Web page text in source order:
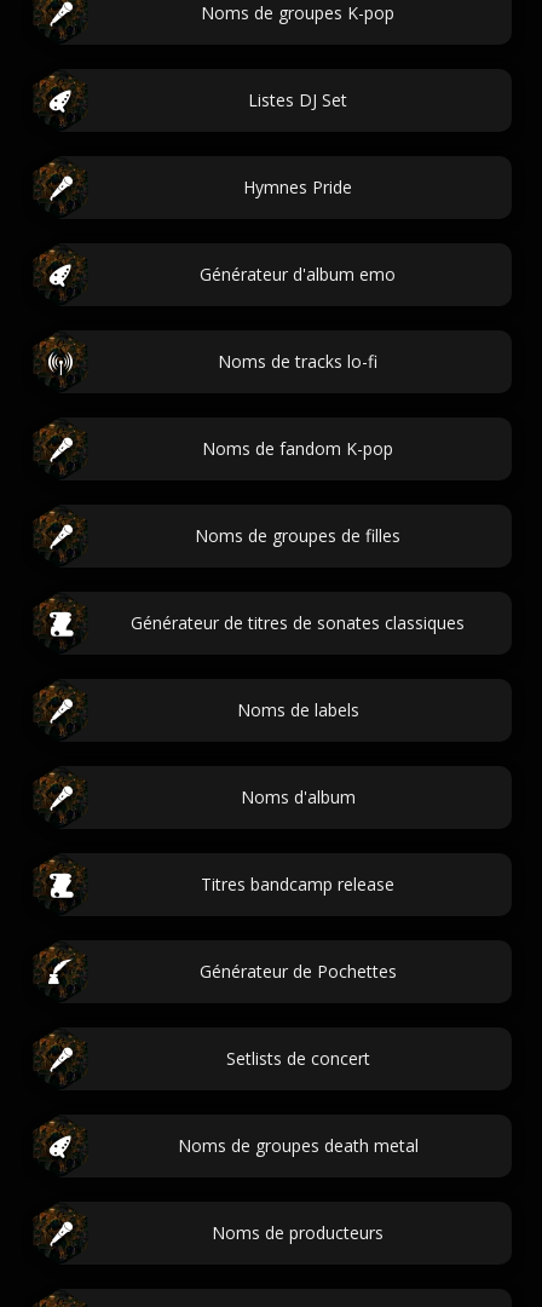
Noms de groupes K-pop
Listes DJ Set
Hymnes Pride
Générateur d'album emo
Noms de tracks lo-fi
Noms de fandom K-pop
Noms de groupes de filles
Générateur de titres de sonates classiques
Noms de labels
Noms d'album
Titres bandcamp release
Générateur de Pochettes
Setlists de concert
Noms de groupes death metal
Noms de producteurs